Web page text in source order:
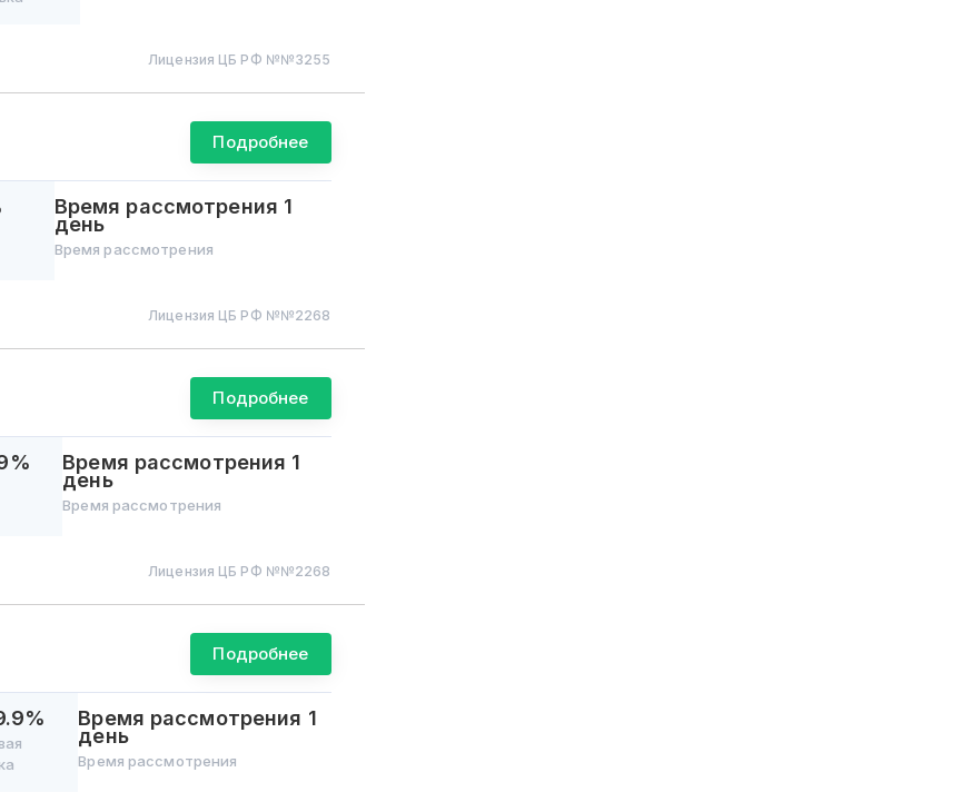
Лицензия ЦБ РФ №№3255
Подробнее
Время рассмотрения 1
день
Время рассмотрения
Лицензия ЦБ РФ №№2268
Подробнее
Время рассмотрения 1
день
Время рассмотрения
Лицензия ЦБ РФ №№2268
Подробнее
Время рассмотрения 1
день
Время рассмотрения